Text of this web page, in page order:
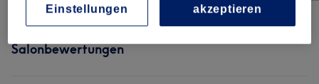
Salonbewertungen
Einstellungen
akzeptieren